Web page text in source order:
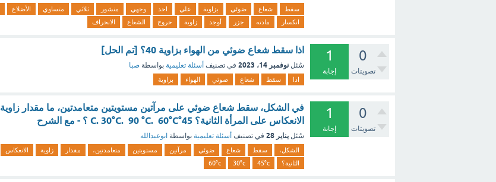
سقط شعاع ضوئي بزاوية علي احد وجهي منشور ثلاثي متساوي الأضلاع
انكسار
مادته جزر أوجد زاوية خروج الشعاع الانحراف
0
تصويتات
1
إجابة
اذا سقط شعاع ضوئي من الهواء بزاوية 40؟ [تم الحل]
سُئل نوفمبر 14، 2023 في تصنيف أسئلة تعليمية بواسطة صبا
اذا سقط شعاع ضوئي الهواء بزاوية
0
تصويتات
1
إجابة
في الشكل، سقط شعاع ضوئي على مرآتين مستويتين متعامدتين، ما مقدار زاوية
الانعكاس على المرأة الثانية؟ 45°C. 30°C. 90 °C. 60°C ؟ - مع الشرح
سُئل يناير 28 في تصنيف أسئلة تعليمية بواسطة ابوعبدالله
الشكل، سقط شعاع ضوئي مرآتين مستويتين متعامدتين، مقدار زاوية الانعكاس
الثانية؟
45°c
30°c
60°c